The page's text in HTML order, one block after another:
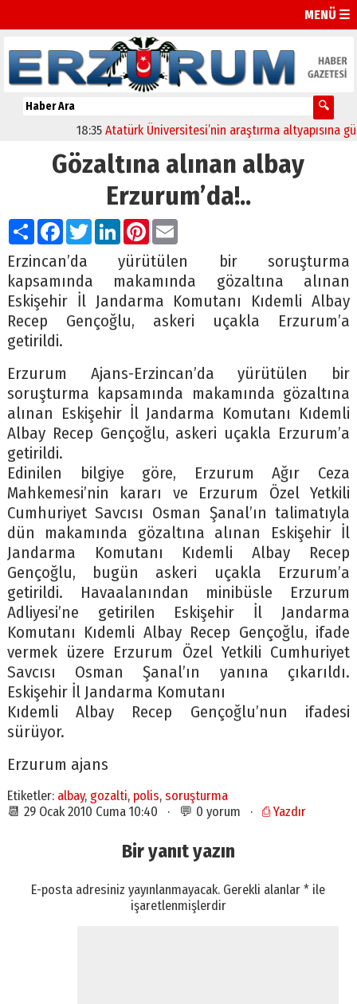
MENÜ ☰
18:35 Atatürk Üniversitesi’nin araştırma altyapısına
Gözaltına alınan albay
Erzurum’da!..
PaylaşFacebook
TwitterLinkedIn
Pinterest
Email
Erzincan’da yürütülen bir soruşturma
kapsamında makamında gözaltına alınan
Eskişehir İl Jandarma Komutanı Kıdemli Albay
Recep Gençoğlu, askeri uçakla Erzurum’a
getirildi.
Erzurum Ajans-Erzincan’da yürütülen bir
soruşturma kapsamında makamında gözaltına
alınan Eskişehir İl Jandarma Komutanı Kıdemli
Albay Recep Gençoğlu, askeri uçakla Erzurum’a
getirildi.
Edinilen bilgiye göre, Erzurum Ağır Ceza
Mahkemesi’nin kararı ve Erzurum Özel Yetkili
Cumhuriyet Savcısı Osman Şanal’ın talimatıyla
dün makamında gözaltına alınan Eskişehir İl
Jandarma Komutanı Kıdemli Albay Recep
Gençoğlu, bugün askeri uçakla Erzurum’a
getirildi. Havaalanından minibüsle Erzurum
Adliyesi’ne getirilen Eskişehir İl Jandarma
Komutanı Kıdemli Albay Recep Gençoğlu, ifade
vermek üzere Erzurum Özel Yetkili Cumhuriyet
Savcısı Osman Şanal’ın yanına çıkarıldı.
Eskişehir İl Jandarma Komutanı
Kıdemli Albay Recep Gençoğlu’nun ifadesi
sürüyor.
Erzurum ajans
Etiketler: albay, gozalti, polis, soruşturma
📆 29 Ocak 2010 Cuma 10:40 · 💬 0 yorum · ⎙ Yazdır
Bir yanıt yazın
E-posta adresiniz yayınlanmayacak. Gerekli alanlar* ile
işaretlenmişlerdir